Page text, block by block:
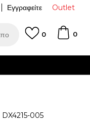
Outlet
Εγγραφείτε
0
0
DX4215-005